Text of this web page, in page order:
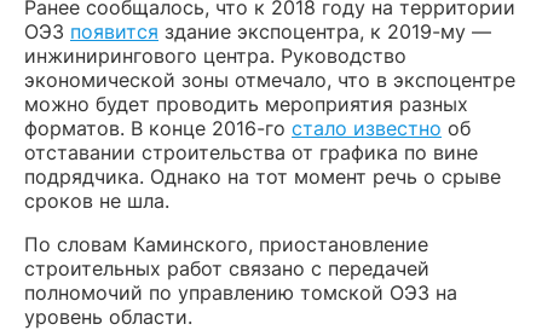
Ранее сообщалось, что к 2018 году на территории
ОЭЗ появится здание экспоцентра, к 2019-му —
инжинирингового центра. Руководство
экономической зоны отмечало, что в экспоцентре
можно будет проводить мероприятия разных
форматов. В конце 2016-го стало известно об
отставании строительства от графика по вине
подрядчика. Однако на тот момент речь о срыве
сроков не шла.
По словам Каминского, приостановление
строительных работ связано с передачей
полномочий по управлению томской ОЭЗ на
уровень области.